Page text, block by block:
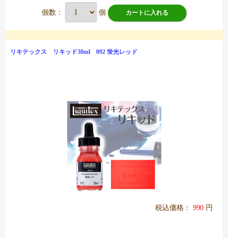
個数： 個 カートに入れる
リキテックス リキッド30ml 092 蛍光レッド
税込価格： 990 円